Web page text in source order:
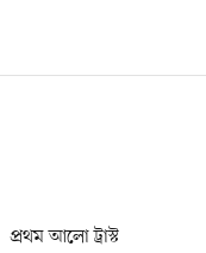
প্রথম আলো ট্রাস্ট